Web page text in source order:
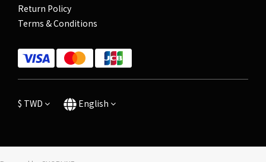
Return Policy
Terms & Conditions
$ TWD English